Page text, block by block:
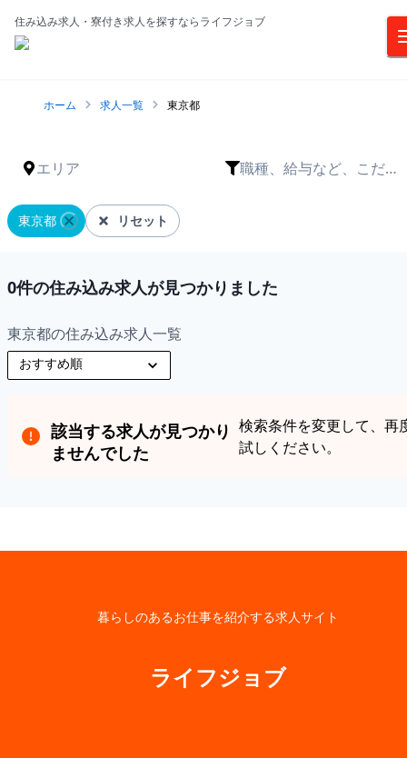
住み込み求人・寮付き求人を探すならライフジョブ
ホーム 求人一覧 東京都
エリア
職種、給与など、こだわ
東京都 リセット
0件の住み込み求人が見つかりました
東京都の住み込み求人一覧
該当する求人が見つかり
ませんでした
検索条件を変更して、再
試しください。
暮らしのあるお仕事を紹介する求人サイト
ライフジョブ